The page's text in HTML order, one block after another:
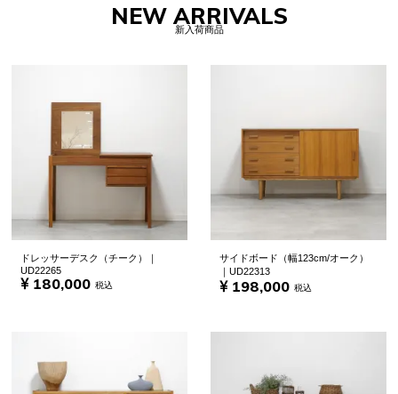
NEW ARRIVALS
新入荷商品
ドレッサーデスク（チーク）｜
UD22265
180,000 税込
サイドボード（幅123cm/オーク）
｜UD22313
198,000 税込